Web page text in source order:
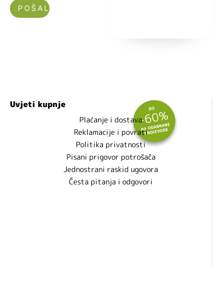
Uvjeti kupnje
Plaćanje i dostava
Reklamacije i povrati
Politika privatnosti
Pisani prigovor potrošača
Jednostrani raskid ugovora
Česta pitanja i odgovori